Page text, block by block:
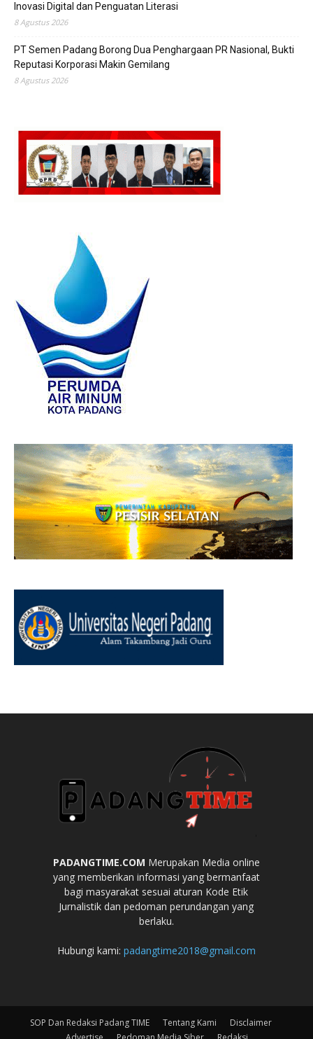
Inovasi Digital dan Penguatan Literasi
8 Agustus 2026
PT Semen Padang Borong Dua Penghargaan PR Nasional, Bukti
Reputasi Korporasi Makin Gemilang
8 Agustus 2026
PADANGTIME.COM Merupakan Media online
yang memberikan informasi yang bermanfaat
bagi masyarakat sesuai aturan Kode Etik
Jurnalistik dan pedoman perundangan yang
berlaku.
Hubungi kami: padangtime2018@gmail.com
SOP Dan Redaksi Padang TIME Tentang Kami
Disclaimer